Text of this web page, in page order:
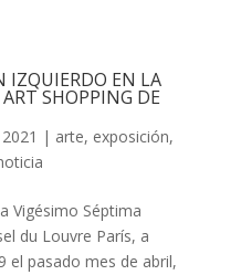
IZQUIERDO EN LA
SHOPPING DE
| arte, exposición,
Vigésimo Séptima
du Louvre París, a
el pasado mes de abril,